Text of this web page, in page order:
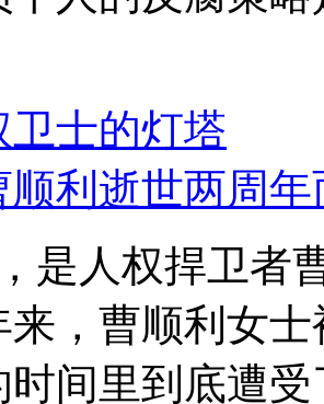
卫士的灯塔
利逝世两周年
是人权捍卫者
来，曹顺利女
时间里到底遭